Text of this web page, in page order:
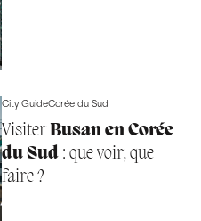
City GuideCorée du Sud
Visiter Busan en Corée
du Sud : que voir, que
faire ?